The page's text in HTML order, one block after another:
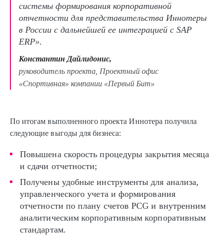
системы формирования корпоративной
отчетности для представительства Иннотеры
в России с дальнейшей ее интеграцией с SAP
ERP».
Константин Дайлидонис,
руководитель проекта, Проектный офис
«Спортивная» компании «Первый Бит»
По итогам выполненного проекта Иннотера получила
следующие выгоды для бизнеса:
Повышена скорость процедуры закрытия месяца
и сдачи отчетности;
Получены удобные инструменты для анализа,
управленческого учета и формирования
отчетности по плану счетов PCG и внутренним
аналитическим корпоративным корпоративным
стандартам.